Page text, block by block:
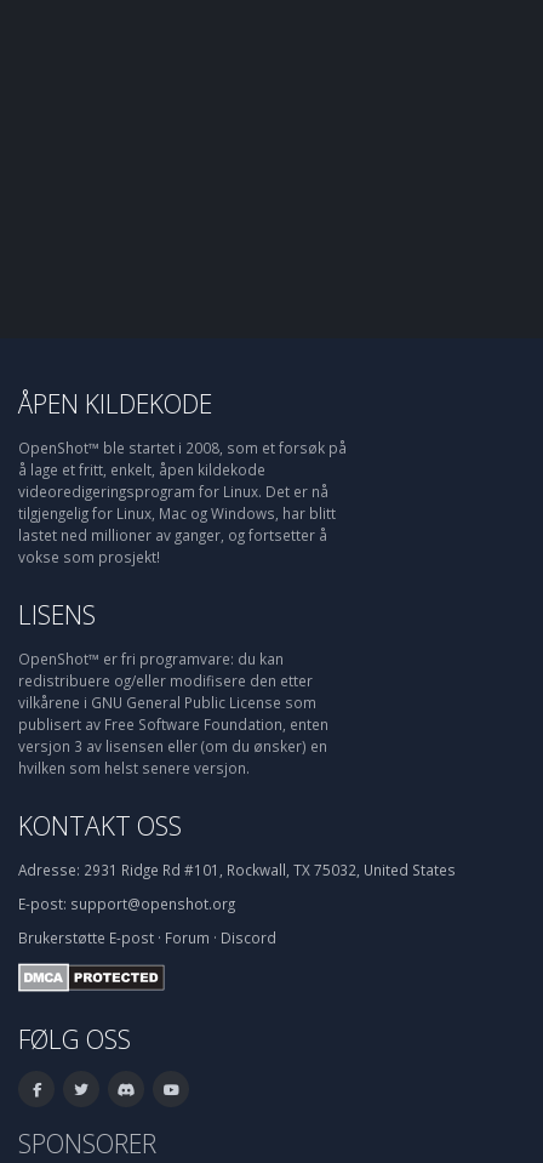
ÅPEN KILDEKODE
OpenShot™ ble startet i 2008, som et forsøk på
å lage et fritt, enkelt, åpen kildekode
videoredigeringsprogram for Linux. Det er nå
tilgjengelig for Linux, Mac og Windows, har blitt
lastet ned millioner av ganger, og fortsetter å
vokse som prosjekt!
LISENS
OpenShot™ er fri programvare: du kan
redistribuere og/eller modifisere den etter
vilkårene i GNU General Public License som
publisert av Free Software Foundation, enten
versjon 3 av lisensen eller (om du ønsker) en
hvilken som helst senere versjon.
KONTAKT OSS
Adresse: 2931 Ridge Rd #101, Rockwall, TX 75032, United States
E-post: support@openshot.org
Brukerstøtte E-post · Forum · Discord
FØLG OSS
SPONSORER